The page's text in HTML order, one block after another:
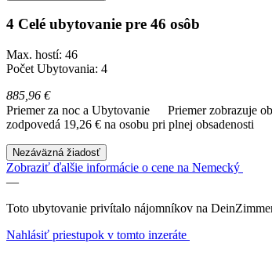
4 Celé ubytovanie pre 46 osôb
Max. hostí: 46
Počet Ubytovania: 4
885,96 €
Priemer za noc a Ubytovanie
Priemer zobrazuje
zodpovedá 19,26 € na osobu pri plnej obsadenosti
Nezáväzná žiadosť
Zobraziť ďalšie informácie o cene na Nemecký
—
Toto ubytovanie privítalo nájomníkov na
Nahlásiť priestupok v tomto inzeráte